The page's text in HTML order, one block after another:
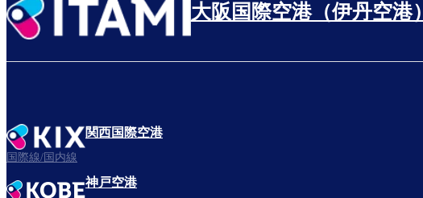
大阪国際空港（伊丹空港）
関西国際空港
国際線/国内線
神戸空港